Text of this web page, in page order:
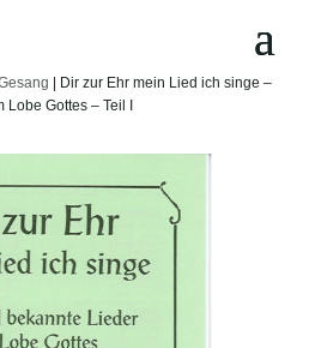
| Dir zur Ehr mein Lied ich singe –
Gottes – Teil I